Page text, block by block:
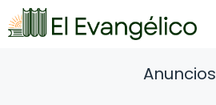
Saltar
al
Anuncios